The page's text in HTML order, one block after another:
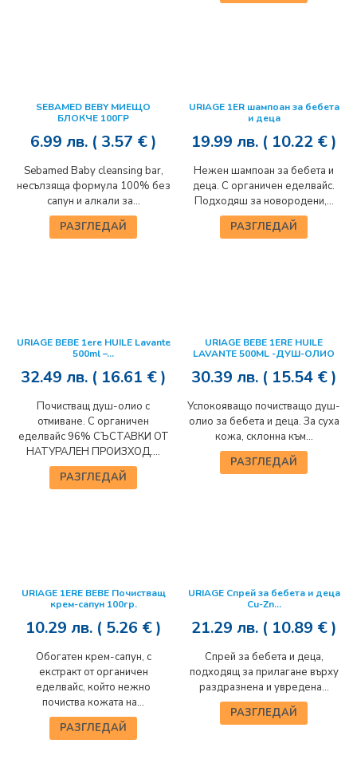
SEBAMED BEBY МИЕЩО
БЛОКЧЕ 100ГР
6.99 лв. ( 3.57 € )
Sebamed Baby cleansing bar,
несълзяща формула 100% без
сапун и алкали за...
РАЗГЛЕДАЙ
URIAGE 1ER шампоан за бебета
и деца
19.99 лв. ( 10.22 € )
Нежен шампоан за бебета и
деца. С органичен еделвайс.
Подходяш за новородени,...
РАЗГЛЕДАЙ
URIAGE BEBE 1ere HUILE Lavante
500ml –...
32.49 лв. ( 16.61 € )
Почистващ душ-олио с
отмиване. С органичен
еделвайс 96% СЪСТАВКИ ОТ
НАТУРАЛЕН ПРОИЗХОД....
РАЗГЛЕДАЙ
URIAGE BEBE 1ERE HUILE
LAVANTE 500ML -ДУШ-ОЛИО
30.39 лв. ( 15.54 € )
Успокояващо почистващо душ-
олио за бебета и деца. За суха
кожа, склонна към...
РАЗГЛЕДАЙ
URIAGE 1ERE BEBE Почистващ
крем-сапун 100гр.
10.29 лв. ( 5.26 € )
Обогатен крем-сапун, с
екстракт от органичен
еделвайс, който нежно
почиства кожата на...
РАЗГЛЕДАЙ
URIAGE Спрей за бебета и деца
Cu-Zn...
21.29 лв. ( 10.89 € )
Спрей за бебета и деца,
подходящ за прилагане върху
раздразнена и увредена...
РАЗГЛЕДАЙ